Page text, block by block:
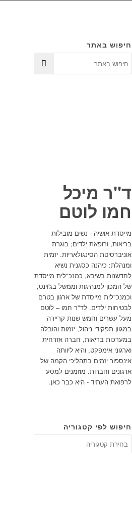
חיפוש באתר
ד"ר מיכל
חמו לוטם
מייסדת אושיה - נשים מובילות
בריאות, ורופאת ילדים; בוגרת
אוניברסיטת הסינגולאריות. יזמית
ומנהלת: כיהנה כסגנית נשיא
לחדשנות בשיבא, כמנכ"לית מייסדת
של המכון למנהיגות וממשל בג'וינט,
וכמנכ"לית מייסדת של ארגון בטרם
לבטיחות ילדים. לד"ר חמו – לוטם
מעל עשרים וחמש שנות קריירה
במגוון תפקידי ניהול, יזמות והובלה
במערכות בריאות, חברה אזרחית
וארגוני אימפקט, והיא ליוותה
אינספור יזמים בתהליכי הקמה של
ארגונים וחברות. מוזמנים למסע
לרפואת העתיד - היא כבר כאן.
חיפוש לפי קטגוריה